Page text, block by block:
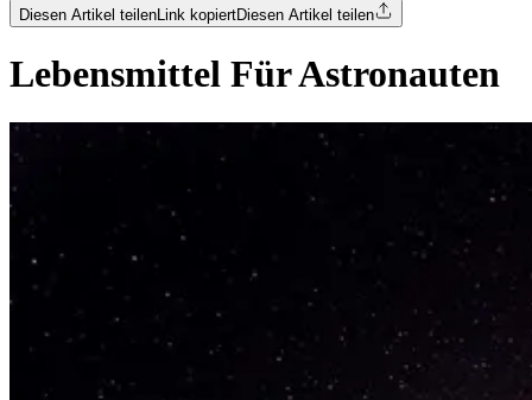
Diesen Artikel teilenLink kopiertDiesen Artikel teilen
Lebensmittel Für Astronauten